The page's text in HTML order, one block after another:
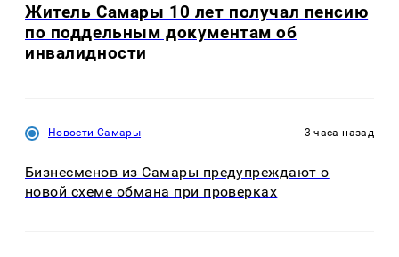
Житель Самары 10 лет получал пенсию
по поддельным документам об
инвалидности
Новости Самары 3 часа назад
Бизнесменов из Самары предупреждают о
новой схеме обмана при проверках